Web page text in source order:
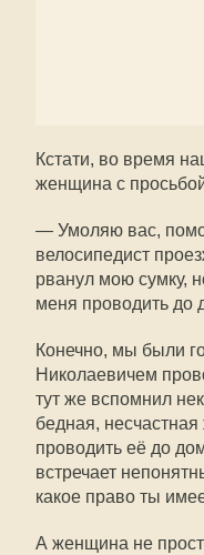
Кстати, во время
женщина с
— Умоляю вас,
велосипедист
рванул мою сумку,
меня проводить до
Конечно, мы были
Николаевичем
тут же вспомнил
бедная,
проводить её до
встречает
какое право ты
А женщина не